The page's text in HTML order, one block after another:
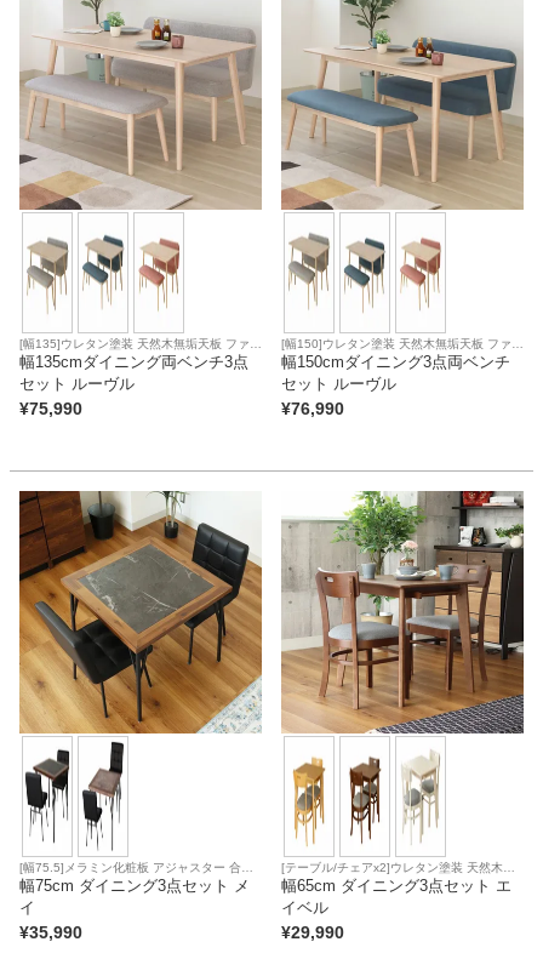
[幅135]ウレタン塗装 天然木無垢天板 ファブ
リック座面
幅135cmダイニング両ベンチ3点
セット ルーヴル
¥75,990
[幅150]ウレタン塗装 天然木無垢天板 ファブ
リック座面
幅150cmダイニング3点両ベンチ
セット ルーヴル
¥76,990
[幅75.5]メラミン化粧板 アジャスター 合皮
座面
幅75cm ダイニング3点セット メ
イ
¥35,990
[テーブル/チェアx2]ウレタン塗装 天然木突
板天板 アジャスター
幅65cm ダイニング3点セット エ
イベル
¥29,990